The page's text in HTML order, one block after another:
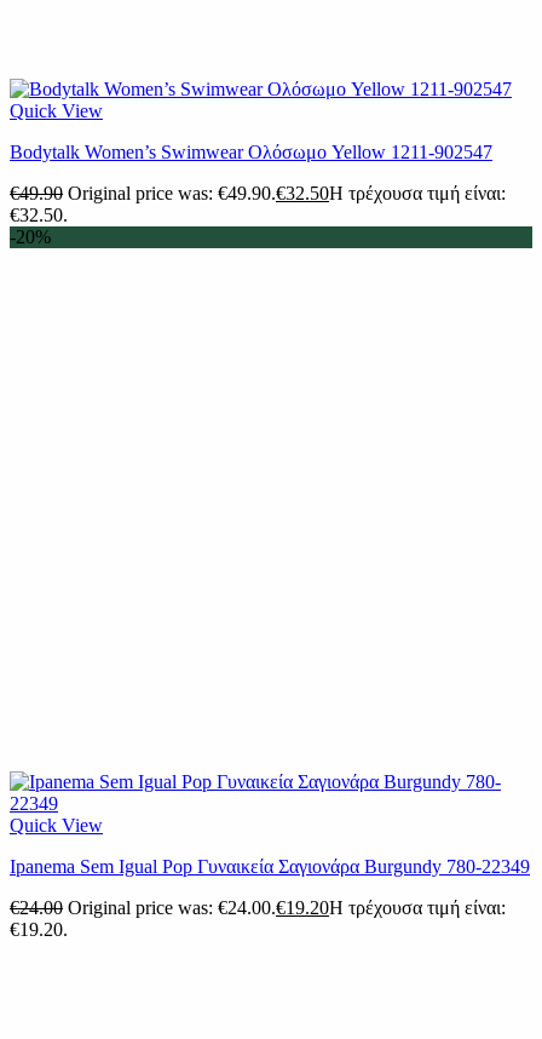
Quick View
Βodytalk Women’s Swimwear Ολόσωμο Yellow 1211-902547
€49.90 Original price was: €49.90.€32.50Η τρέχουσα τιμή είναι:
€32.50.
-20%
Quick View
Ipanema Sem Igual Pop Γυναικεία Σαγιονάρα Burgundy 780-22349
€24.00 Original price was: €24.00.€19.20Η τρέχουσα τιμή είναι:
€19.20.